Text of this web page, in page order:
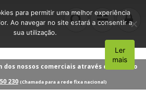
dos nossos comerciais através do número
230 (Chamada para a rede fixa nacional)
para permitir uma melhor experiência
Ao navegar no site estará a consentir a
sua utilização.
Aceito
Ler
mais